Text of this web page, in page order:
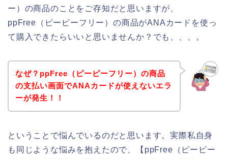
ー）の商品のことをご存知だと思いますが、
ppFree（ピーピーフリー）の商品がANAカードを使っ
て購入できたらいいと思いませんか？でも、、、。
なぜ？ppFree（ピーピーフリー）の商品
の支払い画面でANAカードが使えないエラ
ーが発生！！
ということで悩んでいるのだと思います。実際私自身
も同じような悩みを抱えたので、【ppFree（ピーピー